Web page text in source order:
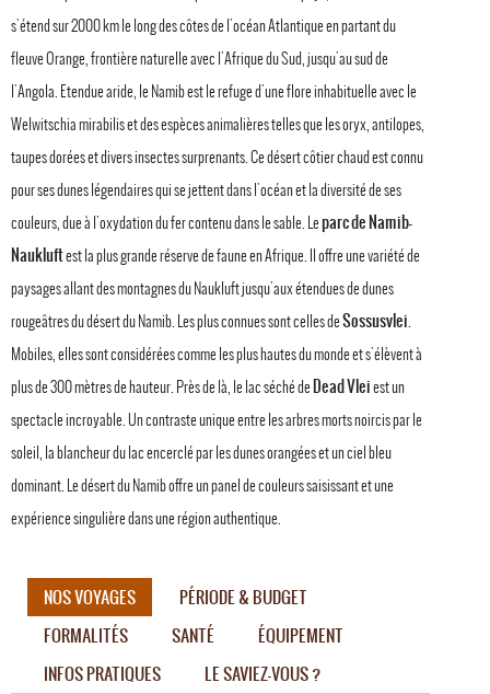
s'étend sur 2000 km le long des côtes de l'océan Atlantique en partant du
fleuve Orange, frontière naturelle avec l'Afrique du Sud, jusqu'au sud de
l'Angola. Etendue aride, le Namib est le refuge d'une flore inhabituelle avec le
Welwitschia mirabilis et des espèces animalières telles que les oryx, antilopes,
taupes dorées et divers insectes surprenants. Ce désert côtier chaud est connu
pour ses dunes légendaires qui se jettent dans l'océan et la diversité de ses
couleurs, due à l'oxydation du fer contenu dans le sable. Leparc de Namib-
Naukluftest la plus grande réserve de faune en Afrique. Il offre une variété de
paysages allant des montagnes du Naukluft jusqu'aux étendues de dunes
rougeâtres du désert du Namib. Les plus connues sont celles deSossusvlei.
Mobiles, elles sont considérées comme les plus hautes du monde et s'élèvent à
plus de 300 mètres de hauteur. Près de là, le lac séché deDead Vleiest un
spectacle incroyable. Un contraste unique entre les arbres morts noircis par le
soleil, la blancheur du lac encerclé par les dunes orangées et un ciel bleu
dominant. Le désert du Namib offre un panel de couleurs saisissant et une
expérience singulière dans une région authentique.
NOS VOYAGES
PÉRIODE & BUDGET
FORMALITÉS
SANTÉ
ÉQUIPEMENT
INFOS PRATIQUES
LE SAVIEZ-VOUS ?